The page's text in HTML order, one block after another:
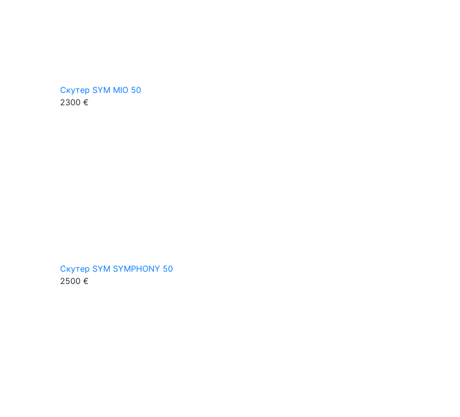
Скутер SYM MIO 50
2300 €
Скутер SYM SYMPHONY 50
2500 €